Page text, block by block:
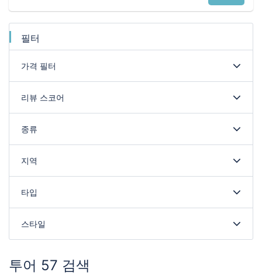
필터
가격 필터
리뷰 스코어
종류
지역
타입
스타일
투어 57 검색